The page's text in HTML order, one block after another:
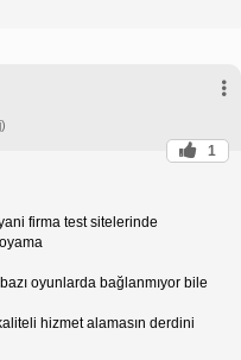
1
firma test sitelerinde
oyunlarda bağlanmıyor bile
hizmet alamasın derdini